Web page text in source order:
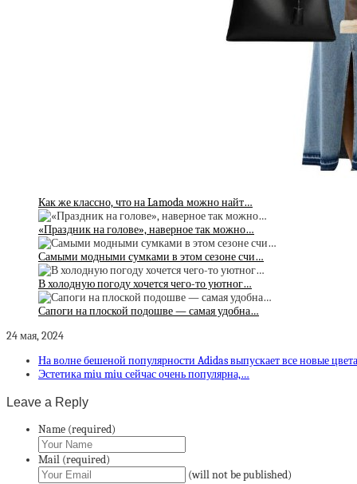
Как же классно, что на Lamoda можно найт…
«Праздник на голове», наверное так можно…
Самыми модными сумками в этом сезоне счи…
В холодную погоду хочется чего-то уютног…
Сапоги на плоской подошве — самая удобна…
24 мая, 2024
На волне бешеной популярности Adidas выпускает все новые
Эстетика miu miu сейчас очень популярна,…
Leave a Reply
Name (required)
Mail (required)
(will not be published)